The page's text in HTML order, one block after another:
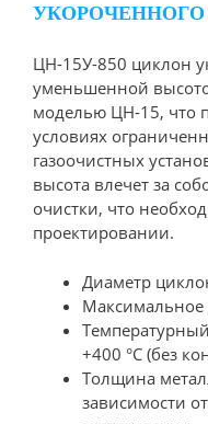
УКОРОЧЕННОГО
ЦН-15У-850 циклон
уменьшенной
моделью ЦН-15, что
условиях
газоочистных
высота влечет за
очистки, что
проектировании.
Диаметр
Максимальное
+400 °С (без
Толщина
зависимости